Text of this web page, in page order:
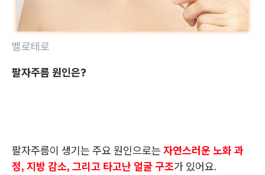
벨로테로
팔자주름 원인은?
팔자주름이 생기는 주요 원인으로는 자연스러운 노화 과
정, 지방 감소, 그리고 타고난 얼굴 구조가 있어요.